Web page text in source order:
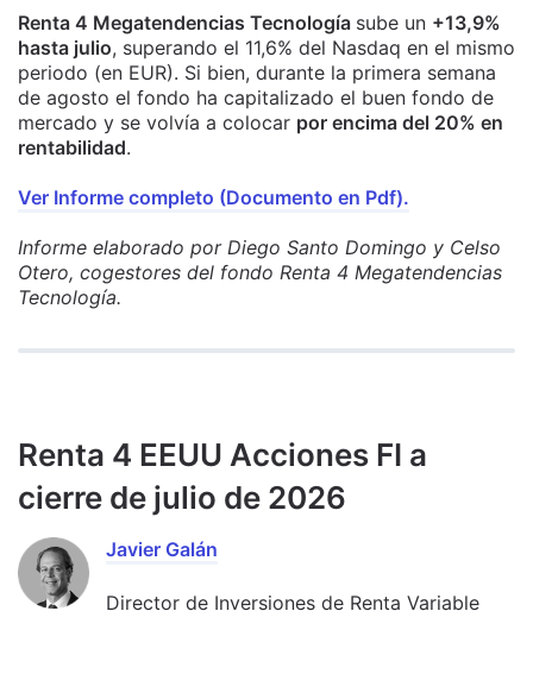
Renta 4 Megatendencias Tecnología sube un +13,9%
hasta julio, superando el 11,6% del Nasdaq en el mismo
periodo (en EUR). Si bien, durante la primera semana
de agosto el fondo ha capitalizado el buen fondo de
mercado y se volvía a colocar por encima del 20% en
rentabilidad.
Ver Informe completo (Documento en Pdf).
Informe elaborado por Diego Santo Domingo y Celso
Otero, cogestores del fondo Renta 4 Megatendencias
Tecnología.
Renta 4 EEUU Acciones FI a
cierre de julio de 2026
Javier Galán
Director de Inversiones de Renta Variable